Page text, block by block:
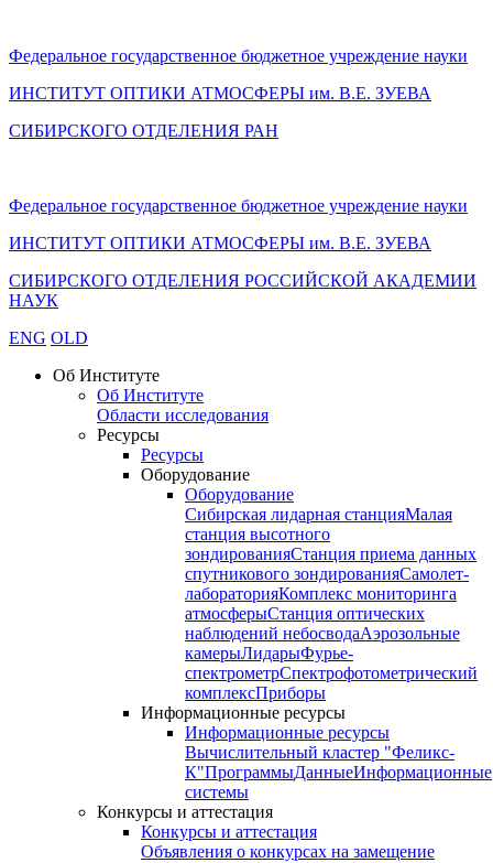
Федеральное государственное бюджетное учреждение науки
ИНСТИТУТ ОПТИКИ АТМОСФЕРЫ им. В.Е. ЗУЕВА
СИБИРСКОГО ОТДЕЛЕНИЯ РАН
Федеральное государственное бюджетное учреждение науки
ИНСТИТУТ ОПТИКИ АТМОСФЕРЫ им. В.Е. ЗУЕВА
СИБИРСКОГО ОТДЕЛЕНИЯ РОССИЙСКОЙ АКАДЕМИИ
НАУК
ENG OLD
Об Институте
Об Институте
Области исследования
Ресурсы
Ресурсы
Оборудование
Оборудование
Сибирская лидарная станцияМалая
станция высотного
зондированияСтанция приема данных
спутникового зондированияСамолет-
лабораторияКомплекс мониторинга
атмосферыСтанция оптических
наблюдений небосводаАэрозольные
камерыЛидарыФурье-
спектрометрСпектрофотометрический
комплексПриборы
Информационные ресурсы
Информационные ресурсы
Вычислительный кластер "Феликс-
К"ПрограммыДанныеИнформационные
системы
Конкурсы и аттестация
Конкурсы и аттестация
Объявления о конкурсах на замещение